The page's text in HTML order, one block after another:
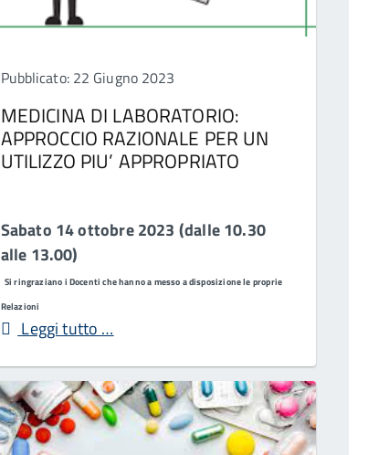
Pubblicato: 22 Giugno 2023
MEDICINA DI LABORATORIO:
APPROCCIO RAZIONALE PER UN
UTILIZZO PIU’ APPROPRIATO
Sabato 14 ottobre 2023 (dalle 10.30
alle 13.00)
Si ringraziano i Docenti che hanno a messo a disposizione le proprie
Relazioni
Leggi tutto …